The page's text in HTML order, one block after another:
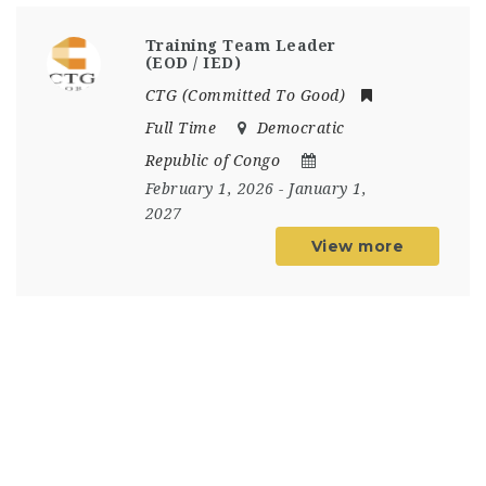
Training Team Leader
(EOD / IED)
CTG (Committed To Good)
Full Time
Democratic
Republic of Congo
February 1, 2026 - January 1,
2027
View more